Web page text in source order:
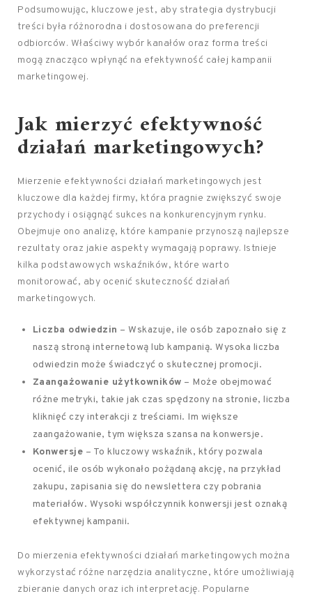
Podsumowując, kluczowe jest, aby strategia dystrybucji
treści była różnorodna i dostosowana do preferencji
odbiorców. Właściwy wybór kanałów oraz forma treści
mogą znacząco wpłynąć na efektywność całej kampanii
marketingowej.
Jak mierzyć efektywność
działań marketingowych?
Mierzenie efektywności działań marketingowych jest
kluczowe dla każdej firmy, która pragnie zwiększyć swoje
przychody i osiągnąć sukces na konkurencyjnym rynku.
Obejmuje ono analizę, które kampanie przynoszą najlepsze
rezultaty oraz jakie aspekty wymagają poprawy. Istnieje
kilka podstawowych wskaźników, które warto
monitorować, aby ocenić skuteczność działań
marketingowych.
Liczba odwiedzin – Wskazuje, ile osób zapoznało się z
naszą stroną internetową lub kampanią. Wysoka liczba
odwiedzin może świadczyć o skutecznej promocji.
Zaangażowanie użytkowników – Może obejmować
różne metryki, takie jak czas spędzony na stronie, liczba
kliknięć czy interakcji z treściami. Im większe
zaangażowanie, tym większa szansa na konwersje.
Konwersje – To kluczowy wskaźnik, który pozwala
ocenić, ile osób wykonało pożądaną akcję, na przykład
zakupu, zapisania się do newslettera czy pobrania
materiałów. Wysoki współczynnik konwersji jest oznaką
efektywnej kampanii.
Do mierzenia efektywności działań marketingowych można
wykorzystać różne narzędzia analityczne, które umożliwiają
zbieranie danych oraz ich interpretację. Popularne